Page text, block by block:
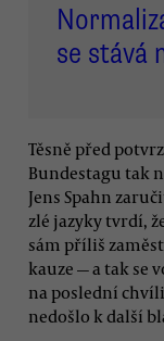
se stává
Těsně před
Bundestagu tak
Jens Spahn
zlé jazyky tvrdí,
sám příliš
kauze — a tak se
na poslední
nedošlo k další